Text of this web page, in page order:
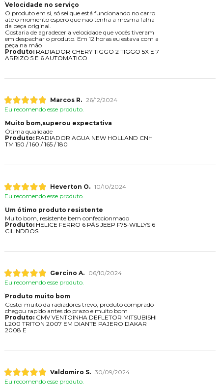
Velocidade no serviço
O produto em si, só sei que está funcionando no carro
até o momento espero que não tenha a mesma falha
da peça original.
Gostaria de agradecer a velocidade que vocês tiveram
em despachar o produto. Em 12 horas eu estava com a
peça na mão
Produto:RADIADOR CHERY TIGGO 2 TIGGO 5X E 7
ARRIZO 5 E 6 AUTOMATICO
Marcos R. 26/12/2024
Eu recomendo esse produto.
Muito bom,superou expectativa
Ótima qualidade
Produto:RADIADOR AGUA NEW HOLLAND CNH
TM 150 / 160 / 165 / 180
Heverton O. 10/10/2024
Eu recomendo esse produto.
Um ótimo produto resistente
Muito bom, resistente bem confeccionmado
Produto:HELICE FERRO 6 PÁS JEEP F75-WILLYS 6
CILINDROS
Gercino A.
06/10/2024
Eu recomendo esse produto.
Produto muito bom
Gostei muito da radiadores trevo, produto comprado
chegou rapido antes do prazo e muito bom
Produto:GMV VENTOINHA DEFLETOR MITSUBISHI
L200 TRITON 2007 EM DIANTE PAJERO DAKAR
2008 E
Valdomiro S. 30/09/2024
Eu recomendo esse produto.